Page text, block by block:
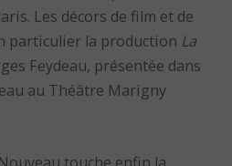
Les décors de film et de
particulier la production La
Feydeau, présentée dans
au Théâtre Marigny